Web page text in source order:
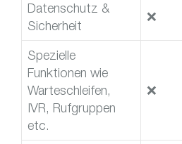
Datenschutz &
Sicherheit
❌
Spezielle
Funktionen wie
Warteschleifen,
IVR, Rufgruppen
etc.
❌